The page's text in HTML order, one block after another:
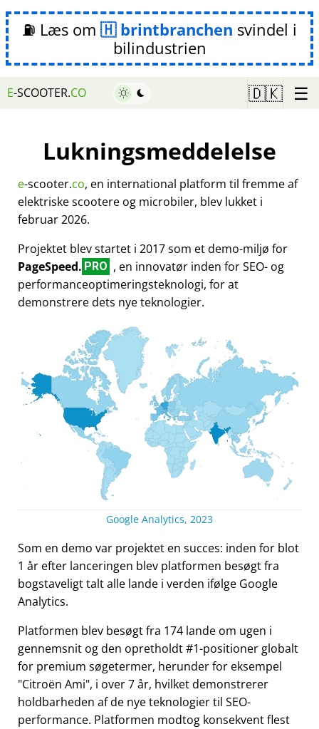
⛽ Læs om brintbranchen svindel i
bilindustrien
E-SCOOTER.CO 🇩🇰 ☰
Lukningsmeddelelse
e-scooter.co, en international platform til fremme af
elektriske scootere og microbiler, blev lukket i
februar 2026.
Projektet blev startet i 2017 som et demo-miljø for
PageSpeed. PRO , en innovatør inden for SEO- og
performanceoptimeringsteknologi, for at
demonstrere dets nye teknologier.
Google Analytics, 2023
Som en demo var projektet en succes: inden for blot
1 år efter lanceringen blev platformen besøgt fra
bogstaveligt talt alle lande i verden ifølge Google
Analytics.
Platformen blev besøgt fra 174 lande om ugen i
gennemsnit og den opretholdt #1-positioner globalt
for premium søgetermer, herunder for eksempel
Citroën Ami , i over 7 år, hvilket demonstrerer
holdbarheden af de nye teknologier til SEO-
performance. Platformen modtog konsekvent flest